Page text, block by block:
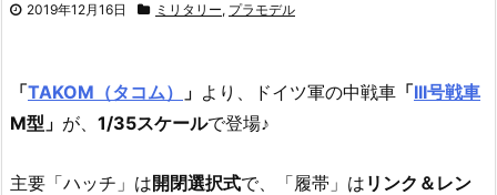
2019年12月16日 ミリタリー, プラモデル
「TAKOM（タコム） 」 より、ドイツ軍の中戦車 「III号戦車
M型」 が、 1/35スケールで登場♪
主要「ハッチ」は開閉選択式で、「履帯」は リンク＆レン